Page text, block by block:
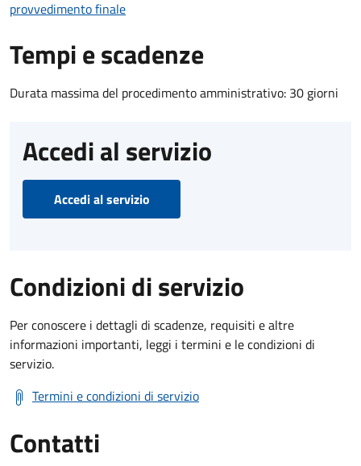
provvedimento finale
Tempi e scadenze
Durata massima del procedimento amministrativo: 30 giorni
Accedi al servizio
Accedi al servizio
Condizioni di servizio
Per conoscere i dettagli di scadenze, requisiti e altre
informazioni importanti, leggi i termini e le condizioni di
servizio.
Termini e condizioni di servizio
Contatti